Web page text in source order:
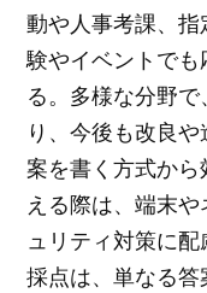
動や人事考課、
験やイベントで
る。多様な分野
り、今後も改良
案を書く方式か
える際は、端末
ュリティ対策に
採点は、単なる答